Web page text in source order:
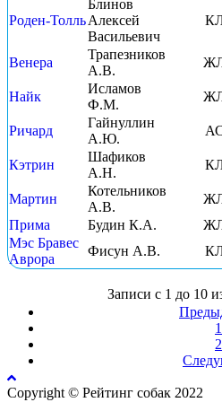
Роден-Толль
Блинов
Алексей
Васильевич
Венера
Трапезников
А.В.
Найк
Исламов
Ф.М.
Ричард
Гайнуллин
А.Ю.
Кэтрин
Шафиков
А.Н.
Мартин
Котельников
А.В.
Прима
Будин К.А.
Мэс Бравес
Аврора
Фисун А.В.
Записи с 1 до 10
1
2
Copyright © Рейтинг собак 2022